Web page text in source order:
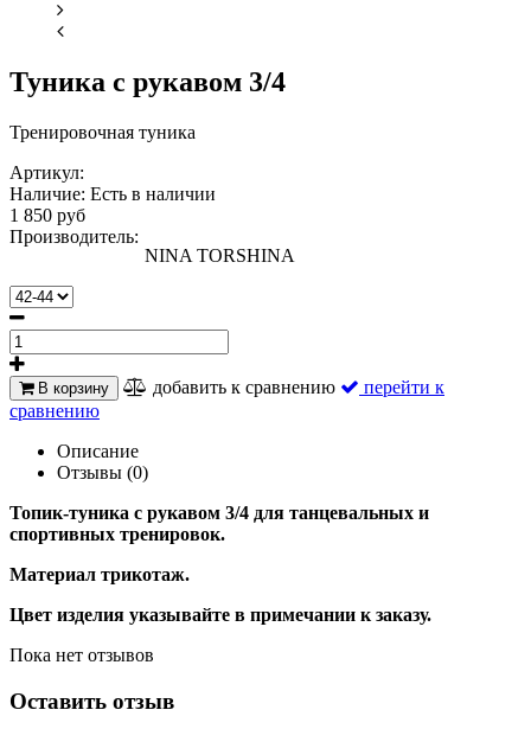
Туника с рукавом 3/4
Тренировочная туника
Артикул:
Наличие: Есть в наличии
1 850 руб
Производитель:
NINA TORSHINA
В корзину добавить к сравнению
перейти к
сравнению
Описание
Отзывы (0)
Топик-туника с рукавом 3/4 для танцевальных и
спортивных тренировок.
Материал трикотаж.
Цвет изделия указывайте в примечании к заказу.
Пока нет отзывов
Оставить отзыв